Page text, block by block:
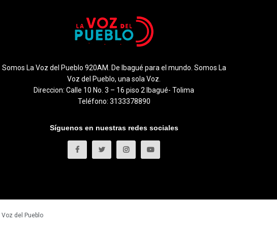
Somos La Voz del Pueblo 920AM. De Ibagué para el mundo. Somos La
Voz del Pueblo, una sola Voz.
Direccion: Calle 10 No. 3 – 16 piso 2 Ibagué- Tolima
Teléfono: 3133378890
Síguenos en nuestras redes sociales
Voz del Pueblo